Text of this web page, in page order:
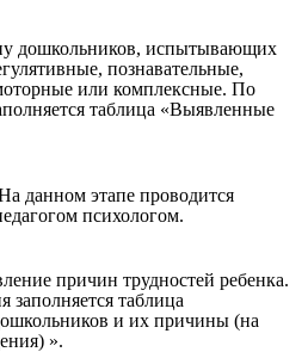
дошкольников, испытывающих
познавательные,
или комплексные. По
таблица «Выявленные
данном этапе проводится
психологом.
причин трудностей ребенка.
заполняется таблица
и их причины (на
».